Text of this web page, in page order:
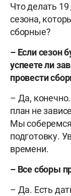
Что делать
сезона,
сборные?
– Если сезон
успеете ли
провести
– Да,
план не
Мы
подготовку.
времени.
– Все сборы
– Да. Есть